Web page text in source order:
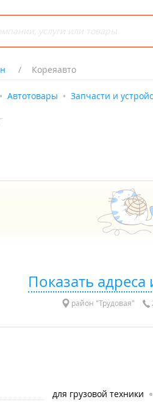
Кореяавто
Автотовары Запчасти и
Показать адреса
район "Трудовая"
для грузовой техники